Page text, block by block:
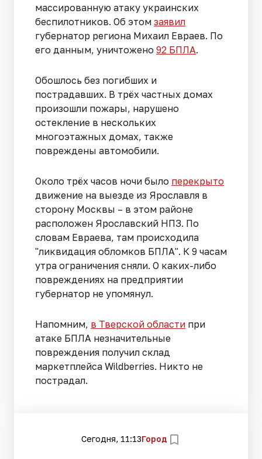
массированную атаку украинских
беспилотников. Об этом заявил
губернатор региона Михаил Евраев. По
его данным, уничтожено 92 БПЛА.
Обошлось без погибших и
пострадавших. В трёх частных домах
произошли пожары, нарушено
остекление в нескольких
многоэтажных домах, также
повреждены автомобили.
Около трёх часов ночи было перекрыто
движение на выезде из Ярославля в
сторону Москвы – в этом районе
расположен Ярославский НПЗ. По
словам Евраева, там происходила
"ликвидация обломков БПЛА". К 9 часам
утра ограничения сняли. О каких-либо
повреждениях на предприятии
губернатор не упомянул.
Напомним, в Тверской области при
атаке БПЛА незначительные
повреждения получил склад
маркетплейса Wildberries. Никто не
пострадал.
Сегодня, 11:13Город